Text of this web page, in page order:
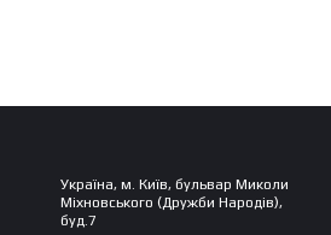
Україна, м. Київ, бульвар Миколи
Міхновського (Дружби Народів),
буд.7